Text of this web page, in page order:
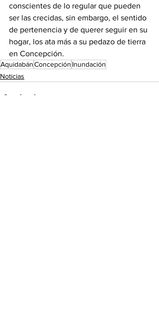
conscientes de lo regular que pueden
ser las crecidas, sin embargo, el sentido
de pertenencia y de querer seguir en su
hogar, los ata más a su pedazo de tierra
en Concepción.
AquidabánConcepción Inundación
Noticias